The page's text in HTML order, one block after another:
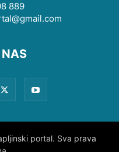
889
NAS
portal. Sva prava